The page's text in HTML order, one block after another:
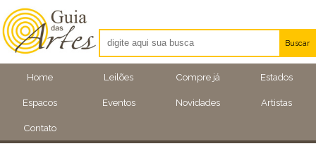
Home Leilões Compre já Estados
Espacos Eventos Novidades Artistas
Contato
Buscar
Artistas
Eventos